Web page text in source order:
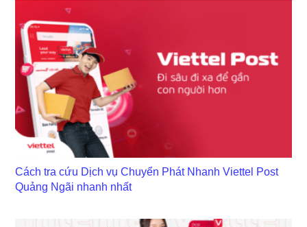
Cách tra cứu Dịch vụ Chuyển Phát Nhanh Viettel Post
Quảng Ngãi nhanh nhất